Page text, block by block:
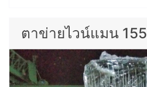
ตาข่ายไวน์แมน 155